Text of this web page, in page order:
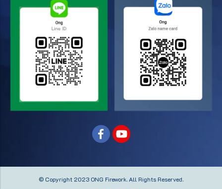
© Copyright 2023 ONG Firework.All Rights Reserved.